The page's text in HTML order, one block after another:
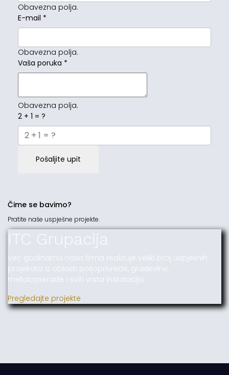
Obavezna polja.
E-mail *
Obavezna polja.
Vaša poruka *
Obavezna polja.
2 + 1 = ?
Pošaljite upit
Čime se bavimo?
Pratite naše uspješne projekte.
ITC Grupacija
Već godinama naša firma realizuje veliki broj uspješnih
projekata iz oblasti poljoprivrede, građevine,
metaloprerade i svih vrsta instalacija.
Pregledajte projekte